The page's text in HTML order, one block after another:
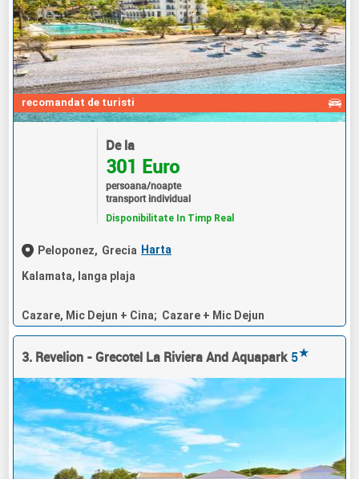
recomandat de turisti
De la
301 Euro
persoana/noapte
transport individual
Disponibilitate In Timp Real
Peloponez, Grecia Harta
Kalamata, langa plaja
Cazare, Mic Dejun + Cina; Cazare + Mic Dejun
3. Revelion - Grecotel La Riviera And Aquapark 5★